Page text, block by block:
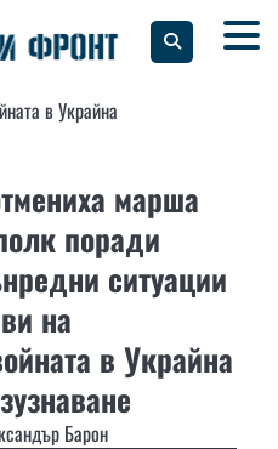
в Украйна
марша
поради
ситуации
на
в Украйна
Барон